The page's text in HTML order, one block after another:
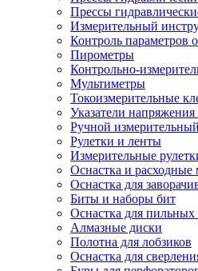
Прессы
Измерительный
Контроль параметров
Пирометры
Контрольно-
Мультиметры
Токоизмерительные
Указатели
Ручной
Рулетки и ленты
Измерительные
Оснастка и расходные
Оснастка для
Биты и наборы бит
Оснастка для пильных
Алмазные диски
Полотна для лобзиков
Оснастка для